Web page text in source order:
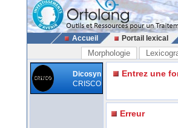
Accueil Portail lexical
Morphologie
Dicosyn
CRISCO
Entrez une
Erreur